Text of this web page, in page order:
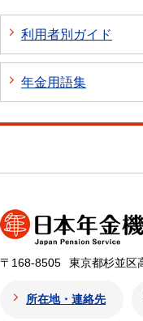
利用者別ガイド
年金用語集
〒168-8505 東京都杉並区
所在地・連絡先